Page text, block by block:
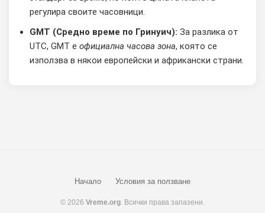
регулира своите часовници.
GMT (Средно време по Гринуич): За разлика от
UTC, GMT е официална часова зона, която се
използва в някои европейски и африкански страни.
Начало Условия за ползване
© 2026 Vreme.org. Всички права запазени.